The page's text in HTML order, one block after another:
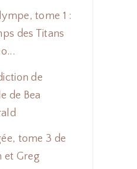
tome 1 :
des Titans
de
de Bea
tome 3 de
et Greg